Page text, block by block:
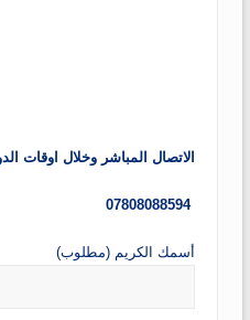
الاتصال المباشر وخلال اوقات
07808088594
أسمك الكريم (مطلوب)